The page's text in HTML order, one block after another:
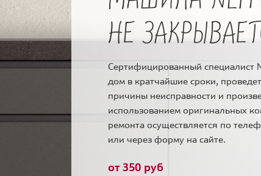
НЕ
Сертифицированный специалист
дом в кратчайшие сроки,
причины неисправности и
использованием оригинальных
ремонта осуществляется по
или через форму на сайте.
от 350 руб